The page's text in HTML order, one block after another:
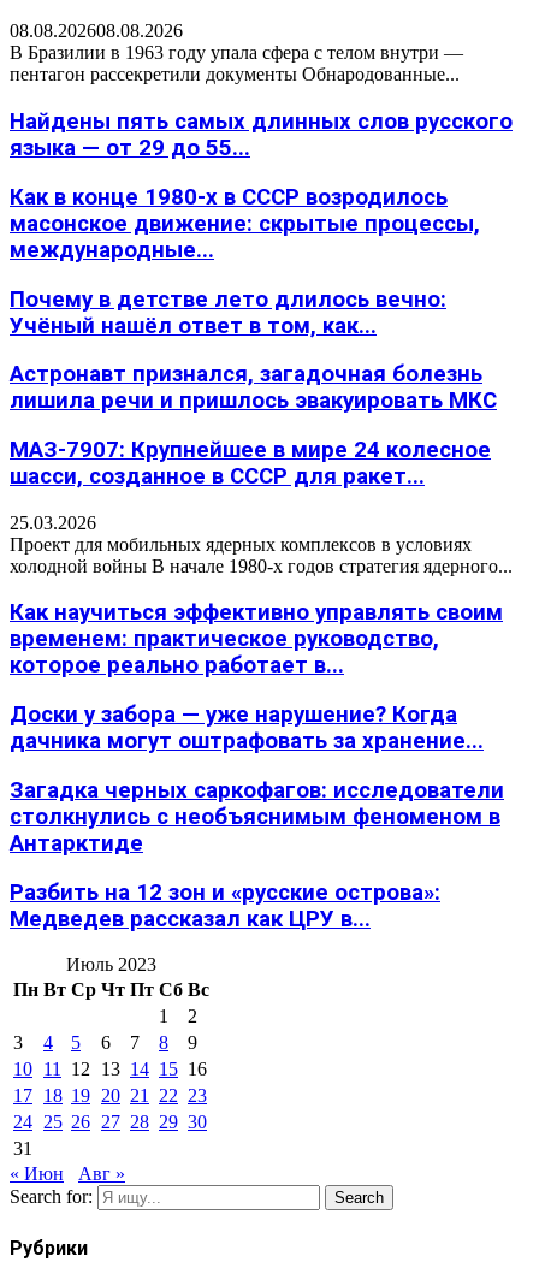
08.08.202608.08.2026
В Бразилии в 1963 году упала сфера с телом внутри —
пентагон рассекретили документы Обнародованные...
Найдены пять самых длинных слов русского
языка — от 29 до 55...
Как в конце 1980-х в СССР возродилось
масонское движение: скрытые процессы,
международные...
Почему в детстве лето длилось вечно:
Учёный нашёл ответ в том, как...
Астронавт признался, загадочная болезнь
лишила речи и пришлось эвакуировать МКС
МАЗ-7907: Крупнейшее в мире 24 колесное
шасси, созданное в СССР для ракет...
25.03.2026
Проект для мобильных ядерных комплексов в условиях
холодной войны В начале 1980-х годов стратегия ядерного...
Как научиться эффективно управлять своим
временем: практическое руководство,
которое реально работает в...
Доски у забора — уже нарушение? Когда
дачника могут оштрафовать за хранение...
Загадка черных саркофагов: исследователи
столкнулись с необъяснимым феноменом в
Антарктиде
Разбить на 12 зон и «русские острова»:
Медведев рассказал как ЦРУ в...
Июль 2023
Пн Вт Ср Чт Пт Сб Вс
1
2
3
4 5 6 7 8
9
10 11 12 13 14 15 16
17 18 19 20 21 22 23
24 25 26 27 28 29 30
31
« Июн
Авг »
Search for:
Search
Рубрики